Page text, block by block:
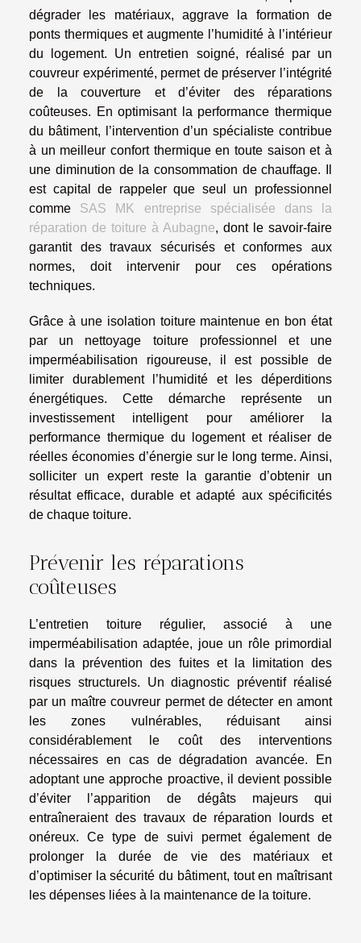
dégrader les matériaux, aggrave la formation de
ponts thermiques et augmente l’humidité à l’intérieur
du logement. Un entretien soigné, réalisé par un
couvreur expérimenté, permet de préserver l’intégrité
de la couverture et d’éviter des réparations
coûteuses. En optimisant la performance thermique
du bâtiment, l’intervention d’un spécialiste contribue
à un meilleur confort thermique en toute saison et à
une diminution de la consommation de chauffage. Il
est capital de rappeler que seul un professionnel
comme SAS MK entreprise spécialisée dans la
réparation de toiture à Aubagne, dont le savoir-faire
garantit des travaux sécurisés et conformes aux
normes, doit intervenir pour ces opérations
techniques.
Grâce à une isolation toiture maintenue en bon état
par un nettoyage toiture professionnel et une
imperméabilisation rigoureuse, il est possible de
limiter durablement l’humidité et les déperditions
énergétiques. Cette démarche représente un
investissement intelligent pour améliorer la
performance thermique du logement et réaliser de
réelles économies d’énergie sur le long terme. Ainsi,
solliciter un expert reste la garantie d’obtenir un
résultat efficace, durable et adapté aux spécificités
de chaque toiture.
Prévenir les réparations
coûteuses
L’entretien toiture régulier, associé à une
imperméabilisation adaptée, joue un rôle primordial
dans la prévention des fuites et la limitation des
risques structurels. Un diagnostic préventif réalisé
par un maître couvreur permet de détecter en amont
les zones vulnérables, réduisant ainsi
considérablement le coût des interventions
nécessaires en cas de dégradation avancée. En
adoptant une approche proactive, il devient possible
d’éviter l’apparition de dégâts majeurs qui
entraîneraient des travaux de réparation lourds et
onéreux. Ce type de suivi permet également de
prolonger la durée de vie des matériaux et
d’optimiser la sécurité du bâtiment, tout en maîtrisant
les dépenses liées à la maintenance de la toiture.